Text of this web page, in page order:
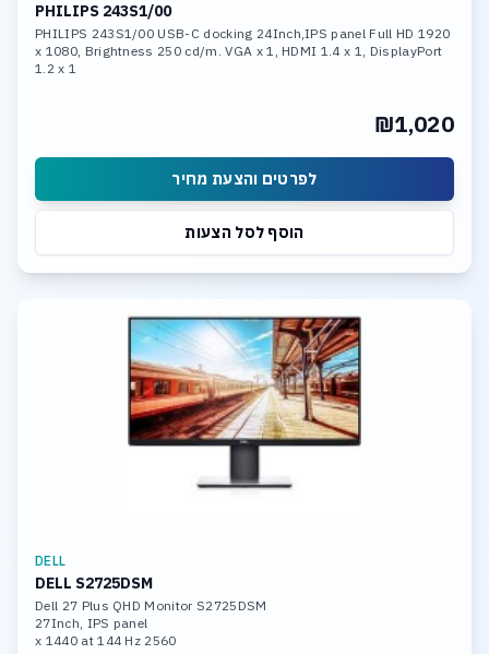
PHILIPS 243S1/00
PHILIPS 243S1/00 USB-C docking 24Inch,IPS panel Full HD 1920
x 1080, Brightness 250 cd/m. VGA x 1, HDMI 1.4 x 1, DisplayPort
1.2 x 1
₪1,020
לפרטים והצעת מחיר
הוסף לסל הצעות
DELL
DELL S2725DSM
Dell 27 Plus QHD Monitor S2725DSM
27Inch, IPS panel
2560 x 1440 at 144 Hz